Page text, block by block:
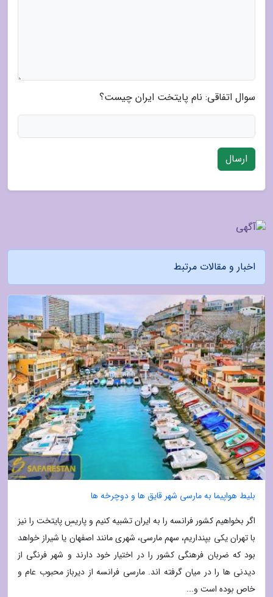
سوال اتفاقی: نام پایتخت ایران چیست؟
ارسال
اخبار و مقالات مرتبط
بلیط هواپیما به مارسی شهر قایق ها و دوچرخه ها
اگر بخواهیم کشور فرانسه را به ایران تشبیه کنیم و پاریسِ پایتخت را نیز
با تهران یکی بپنداریم، سهم مارسی، شهری مانند اصفهان یا شیراز خواهد
بود که ضربان فرهنگی کشور را در اختیار خود دارند و شهر فرنگی از
دیدنی ها را در میان گرفته اند. مارسی فرانسه از دیرباز محبوب عام و
خاص بوده است و...